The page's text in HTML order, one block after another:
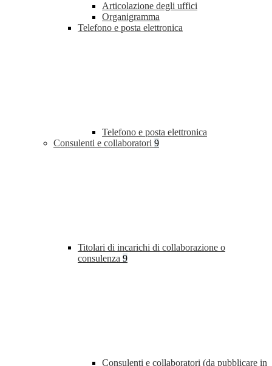
Articolazione degli uffici
Organigramma
Telefono e posta elettronica
Telefono e posta elettronica
Consulenti e collaboratori 9
Titolari di incarichi di collaborazione o
consulenza 9
Consulenti e collaboratori (da pubblicare in